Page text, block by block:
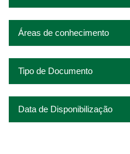
Áreas de conhecimento
Tipo de Documento
Data de Disponibilização